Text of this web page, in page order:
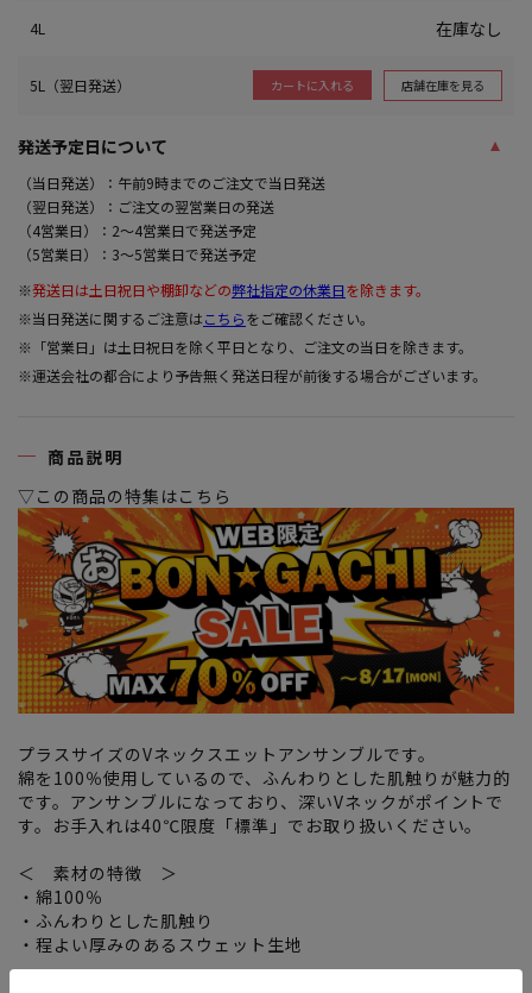
4L 在庫なし
5L（翌日発送） カートに入れる 店舗在庫を見る
発送予定日について
（当日発送）：午前9時までのご注文で当日発送
（翌日発送）：ご注文の翌営業日の発送
（4営業日）：2～4営業日で発送予定
（5営業日）：3～5営業日で発送予定
※発送日は土日祝日や棚卸などの弊社指定の休業日を除きます。
※当日発送に関するご注意はこちらをご確認ください。
※「営業日」は土日祝日を除く平日となり、ご注文の当日を除きます。
※運送会社の都合により予告無く発送日程が前後する場合がございます。
商品説明
▽この商品の特集はこちら
プラスサイズのVネックスエットアンサンブルです。
綿を100％使用しているので、ふんわりとした肌触りが魅力的
です。アンサンブルになっており、深いVネックがポイントで
す。お手入れは40℃限度「標準」でお取り扱いください。
＜ 素材の特徴 ＞
・綿100％
・ふんわりとした肌触り
・程よい厚みのあるスウェット生地